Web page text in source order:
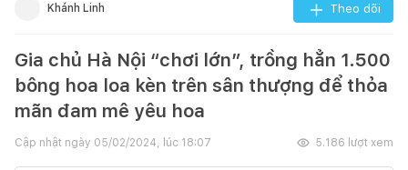
Khánh Linh Theo dõi
Gia chủ Hà Nội “chơi lớn”, trồng hẳn 1.500
bông hoa loa kèn trên sân thượng để thỏa
mãn đam mê yêu hoa
Cập nhật ngày 05/02/2024, lúc 18:07 5.186 lượt xem